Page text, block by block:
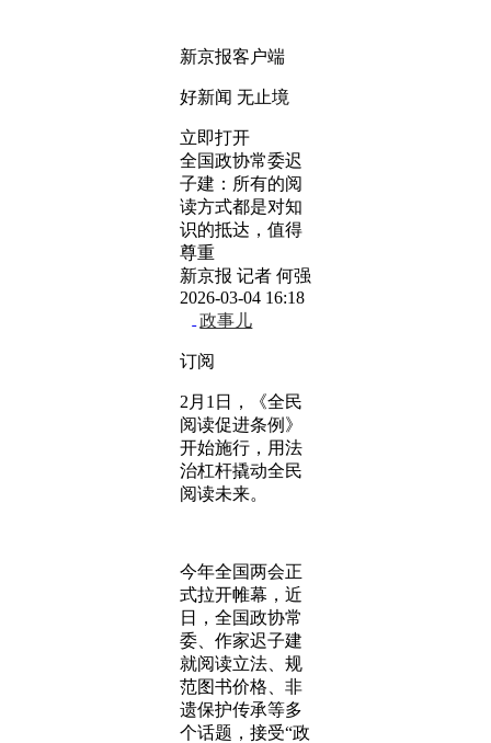
新京报客户端
好新闻 无止境
立即打开
全国政协常委迟
子建：所有的阅
读方式都是对知
识的抵达，值得
尊重
新京报 记者 何强
2026-03-04 16:18
政事儿
订阅
2月1日，《全民
阅读促进条例》
开始施行，用法
治杠杆撬动全民
阅读未来。
今年全国两会正
式拉开帷幕，近
日，全国政协常
委、作家迟子建
就阅读立法、规
范图书价格、非
遗保护传承等多
个话题，接受“政